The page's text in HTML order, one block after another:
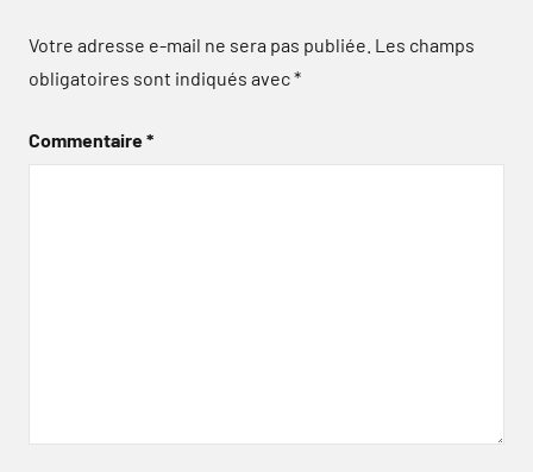
Votre adresse e-mail ne sera pas publiée. Les champs
obligatoires sont indiqués avec*
Commentaire*